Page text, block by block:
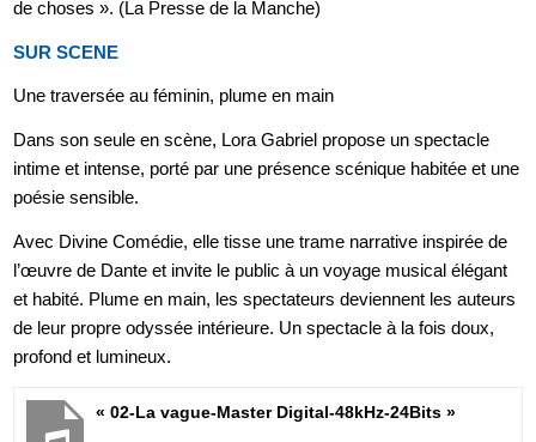
de choses ». (La Presse de la Manche)
SUR SCENE
Une traversée au féminin, plume en main
Dans son seule en scène, Lora Gabriel propose un spectacle
intime et intense, porté par une présence scénique habitée et une
poésie sensible.
Avec Divine Comédie, elle tisse une trame narrative inspirée de
l’œuvre de Dante et invite le public à un voyage musical élégant
et habité. Plume en main, les spectateurs deviennent les auteurs
de leur propre odyssée intérieure. Un spectacle à la fois doux,
profond et lumineux.
« 02-La vague-Master Digital-48kHz-24Bits »